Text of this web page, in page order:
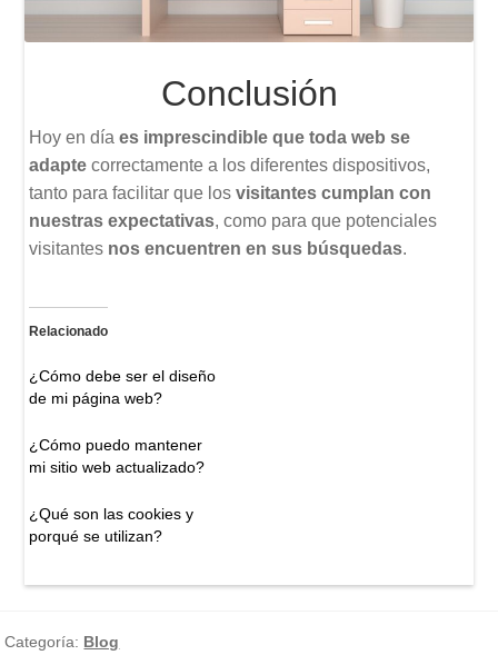
Conclusión
Hoy en díaes imprescindible que toda web se
adapte correctamente a los diferentes dispositivos,
tanto para facilitar que losvisitantes cumplan con
nuestras expectativas, como para que potenciales
visitantes nos encuentren en sus búsquedas.
Relacionado
¿Cómo debe ser el diseño
de mi página web?
¿Cómo puedo mantener
mi sitio web actualizado?
¿Qué son las cookies y
porqué se utilizan?
Categoría: Blog